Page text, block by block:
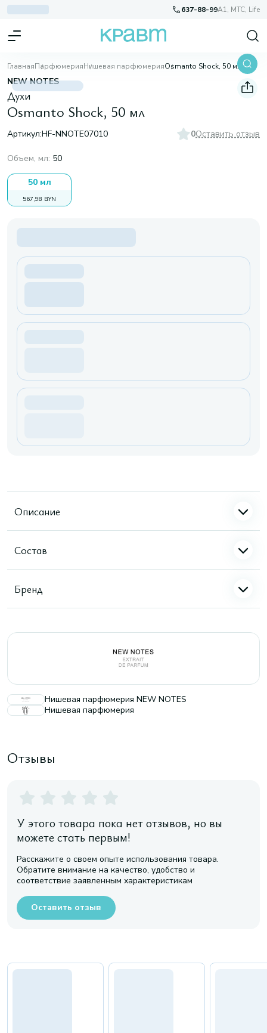
637-88-99A1, МТС, Life
ГлавнаяПарфюмерияНишевая парфюмерияOsmanto Shock, 50 мл
NEW NOTES
Духи
Osmanto Shock, 50 мл
Артикул:HF-NNOTE07010 0Оставить отзыв
Объем, мл: 50
50 мл
567,98 BYN
Описание
Состав
Бренд
Нишевая парфюмерия NEW NOTES
Нишевая парфюмерия
Отзывы
У этого товара пока нет отзывов, но вы
можете стать первым!
Расскажите о своем опыте использования товара.
Обратите внимание на качество, удобство и
соответствие заявленным характеристикам
Оставить отзыв